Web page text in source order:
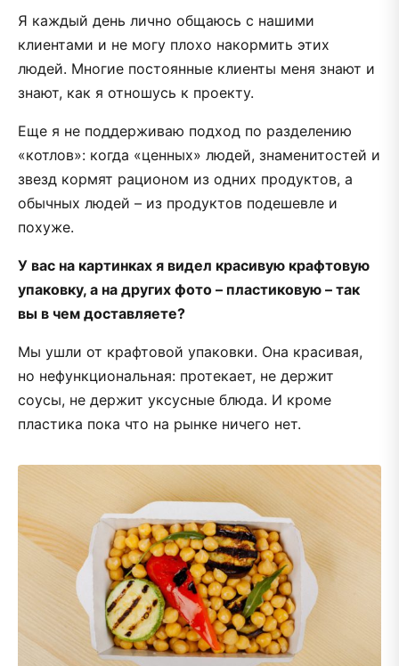
Я каждый день лично общаюсь с нашими
клиентами и не могу плохо накормить этих
людей. Многие постоянные клиенты меня знают и
знают, как я отношусь к проекту.
Еще я не поддерживаю подход по разделению
«котлов»: когда «ценных» людей, знаменитостей и
звезд кормят рационом из одних продуктов, а
обычных людей – из продуктов подешевле и
похуже.
У вас на картинках я видел красивую крафтовую
упаковку, а на других фото – пластиковую – так
вы в чем доставляете?
Мы ушли от крафтовой упаковки. Она красивая,
но нефункциональная: протекает, не держит
соусы, не держит уксусные блюда. И кроме
пластика пока что на рынке ничего нет.